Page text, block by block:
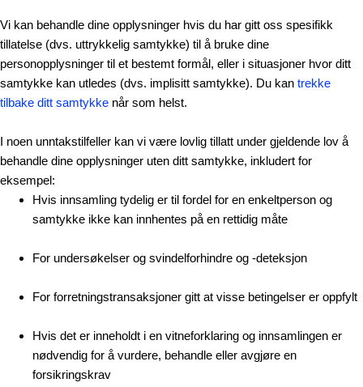
Vi kan behandle dine opplysninger hvis du har gitt oss spesifikk
tillatelse (dvs. uttrykkelig samtykke) til å bruke dine
personopplysninger til et bestemt formål, eller i situasjoner hvor ditt
samtykke kan utledes (dvs. implisitt samtykke). Du kan trekke
tilbake ditt samtykke når som helst.
I noen unntakstilfeller kan vi være lovlig tillatt under gjeldende lov å
behandle dine opplysninger uten ditt samtykke, inkludert for
eksempel:
Hvis innsamling tydelig er til fordel for en enkeltperson og
samtykke ikke kan innhentes på en rettidig måte
For undersøkelser og svindelforhindre og -deteksjon
For forretningstransaksjoner gitt at visse betingelser er oppfylt
Hvis det er inneholdt i en vitneforklaring og innsamlingen er
nødvendig for å vurdere, behandle eller avgjøre en
forsikringskrav